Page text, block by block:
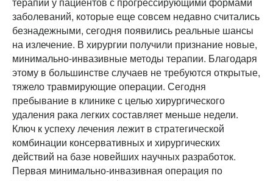
заболеваний, которые еще совсем недавно считались
безнадежными, сегодня появились реальные шансы
на излечение. В хирургии получили признание новые,
минимально-инвазивные методы терапии. Благодаря
этому в большинстве случаев не требуются открытые,
тяжело травмирующие операции. Сегодня
пребывание в клинике с целью хирургического
удаления рака легких составляет меньше недели.
Ключ к успеху лечения лежит в стратегической
комбинации консервативных и хирургических
действий на базе новейших научных разработок.
Первая минимально-инвазивная операция по